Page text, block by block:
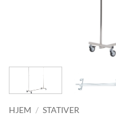
HJEM / STATIVER